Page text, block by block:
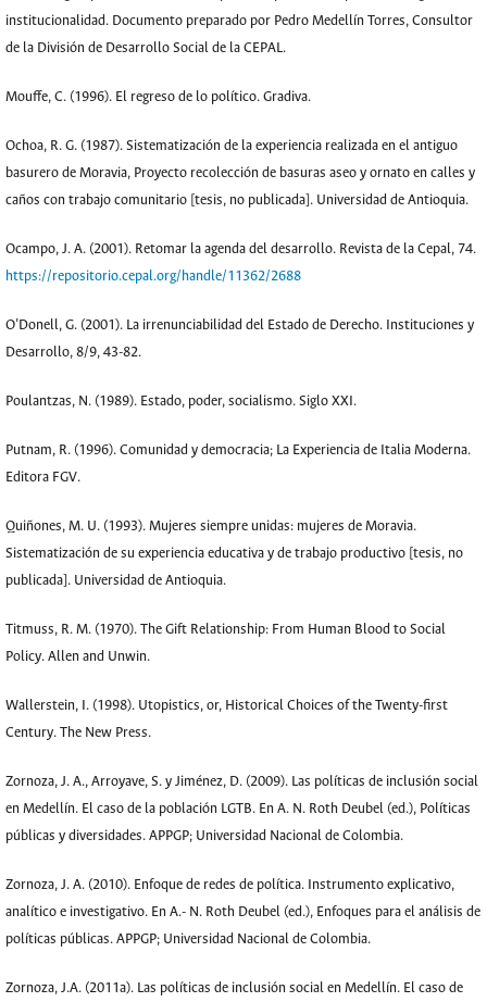
institucionalidad. Documento preparado por Pedro Medellín Torres, Consultor
de la División de Desarrollo Social de la CEPAL.
Mouffe, C. (1996). El regreso de lo político. Gradiva.
Ochoa, R. G. (1987). Sistematización de la experiencia realizada en el antiguo
basurero de Moravia, Proyecto recolección de basuras aseo y ornato en calles y
caños con trabajo comunitario [tesis, no publicada]. Universidad de Antioquia.
Ocampo, J. A. (2001). Retomar la agenda del desarrollo. Revista de la Cepal, 74.
https://repositorio.cepal.org/handle/11362/2688
O’Donell, G. (2001). La irrenunciabilidad del Estado de Derecho. Instituciones y
Desarrollo, 8/9, 43-82.
Poulantzas, N. (1989). Estado, poder, socialismo. Siglo XXI.
Putnam, R. (1996). Comunidad y democracia; La Experiencia de Italia Moderna.
Editora FGV.
Quiñones, M. U. (1993). Mujeres siempre unidas: mujeres de Moravia.
Sistematización de su experiencia educativa y de trabajo productivo [tesis, no
publicada]. Universidad de Antioquia.
Titmuss, R. M. (1970). The Gift Relationship: From Human Blood to Social
Policy. Allen and Unwin.
Wallerstein, I. (1998). Utopistics, or, Historical Choices of the Twenty-first
Century. The New Press.
Zornoza, J. A., Arroyave, S. y Jiménez, D. (2009). Las políticas de inclusión social
en Medellín. El caso de la población LGTB. En A. N. Roth Deubel (ed.), Políticas
públicas y diversidades. APPGP; Universidad Nacional de Colombia.
Zornoza, J. A. (2010). Enfoque de redes de política. Instrumento explicativo,
analítico e investigativo. En A.- N. Roth Deubel (ed.), Enfoques para el análisis de
políticas públicas. APPGP; Universidad Nacional de Colombia.
Zornoza, J.A. (2011a). Las políticas de inclusión social en Medellín. El caso de